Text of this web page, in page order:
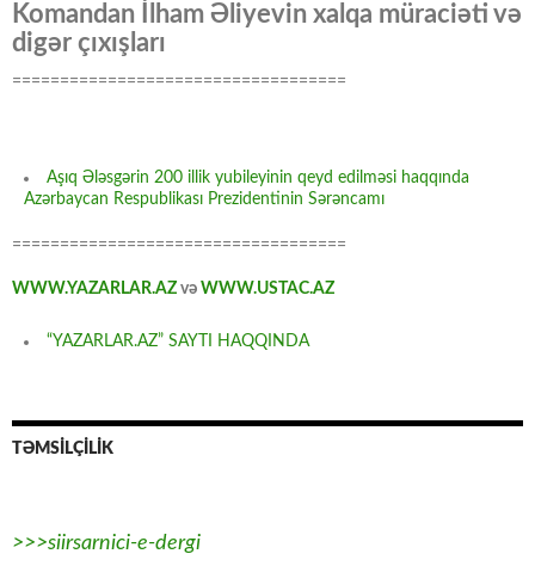
Komandan İlham Əliyevin xalqa müraciəti və
digər çıxışları
===================================
Aşıq Ələsgərin 200 illik yubileyinin qeyd edilməsi haqqında
Azərbaycan Respublikası Prezidentinin Sərəncamı
===================================
WWW.YAZARLAR.AZ və WWW.USTAC.AZ
“YAZARLAR.AZ” SAYTI HAQQINDA
TƏMSİLÇİLİK
>>>siirsarnici-e-dergi